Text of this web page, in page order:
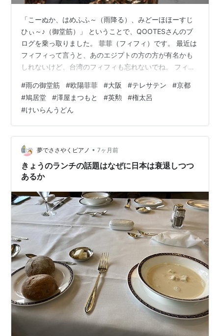
「こーぬか、はめふふ～（雨降る）、みどーほほーすじ
ひぃ～♪（御堂筋）」 ということで、QOOTESさんのブ
ログを乗っ取りました。 菲菲（フィフィ）です。 最近は
フィフィって言うと、あのエジプトの方の方が有名かも
しれないけど、台湾のフィフィも忘れないでね。 フィフ
の大好きな大阪。 幸せです。 QOOTESさんも食い倒れて
幸せそうです。 みんなも知ってると思うけど、フィフィ
ね、台湾出身なのね。同郷のテレサテンちゃんの話もよ
くされて、仲良しだったんだけどね、でも、 フィフィ
は、テレサちゃんよりも少しだけ、 大きいの。 「何が大
きい」かって？ それは…
#雨の御堂筋 #欧陽菲菲 #大阪 #テレサテン #京都
#鳩居堂 #澤屋まつもと #英勲 #権太呂
#けいらんうどん
夢でささやくピアノ • 7ヶ月前
きょうのランチの話題はなぜに日本は衰退しつつ
あるか